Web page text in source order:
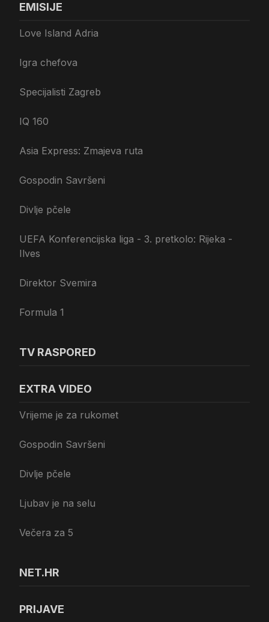
EMISIJE
Love Island Adria
Igra chefova
Specijalisti Zagreb
IQ 160
Asia Express: Zmajeva ruta
Gospodin Savršeni
Divlje pčele
UEFA Konferencijska liga - 3. pretkolo: Rijeka -
Ilves
Direktor Svemira
Formula 1
TV RASPORED
EXTRA VIDEO
Vrijeme je za rukomet
Gospodin Savršeni
Divlje pčele
Ljubav je na selu
Večera za 5
NET.HR
PRIJAVE